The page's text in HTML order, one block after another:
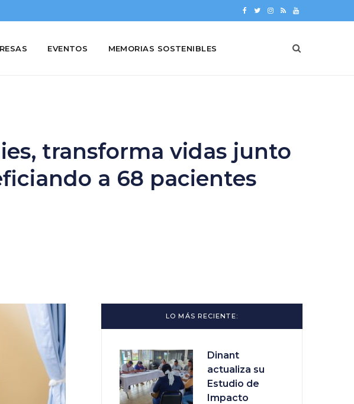
k
T I
a
R Y
u
EVENTOS MEMORIAS SOSTENIBLES
transforma vidas junto
a 68 pacientes
LO MÁS RECIENTE:
Dinant
actualiza su
Estudio de
Impacto